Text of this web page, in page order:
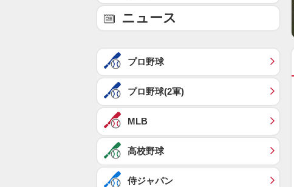
ニュース
プロ野球
プロ野球(2軍)
MLB
高校野球
侍ジャパン